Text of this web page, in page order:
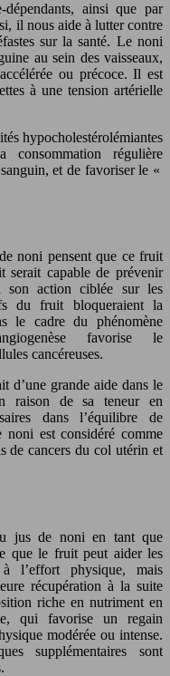
ainsi que par
il nous aide à lutter contre
sur la santé. Le noni
au sein des vaisseaux,
ou précoce. Il est
à une tension artérielle
hypocholestérolémiantes
consommation régulière
et de favoriser le «
noni pensent que ce fruit
serait capable de prévenir
son action ciblée sur les
du fruit bloqueraient la
le cadre du phénomène
favorise le
cancéreuses.
d’une grande aide dans le
raison de sa teneur en
dans l’équilibre de
est considéré comme
de cancers du col utérin et
jus de noni en tant que
que le fruit peut aider les
l’effort physique, mais
récupération à la suite
riche en nutriment en
qui favorise un regain
modérée ou intense.
supplémentaires sont